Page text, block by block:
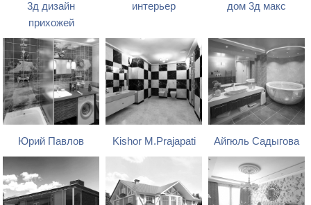
3д дизайн
прихожей
интерьер
дом 3д макс
Юрий Павлов Kishor M.Prajapati Айгюль Садыгова